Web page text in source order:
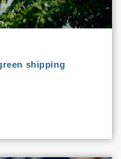
shipping